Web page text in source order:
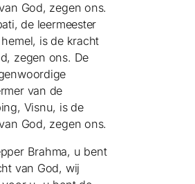
God, zegen ons.
de leermeester
is de kracht
zegen ons. De
van de
Visnu, is de
God, zegen ons.
Brahma, u bent
van God, wij